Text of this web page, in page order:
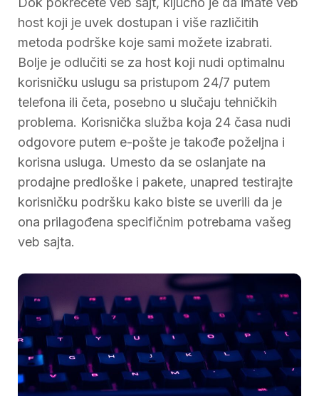
host koji je uvek dostupan i više različitih
metoda podrške koje sami možete izabrati.
Bolje je odlučiti se za host koji nudi optimalnu
korisničku uslugu sa pristupom 24/7 putem
telefona ili četa, posebno u slučaju tehničkih
problema. Korisnička služba koja 24 časa nudi
odgovore putem e-pošte je takođe poželjna i
korisna usluga. Umesto da se oslanjate na
prodajne predloške i pakete, unapred testirajte
korisničku podršku kako biste se uverili da je
ona prilagođena specifičnim potrebama vašeg
veb sajta.